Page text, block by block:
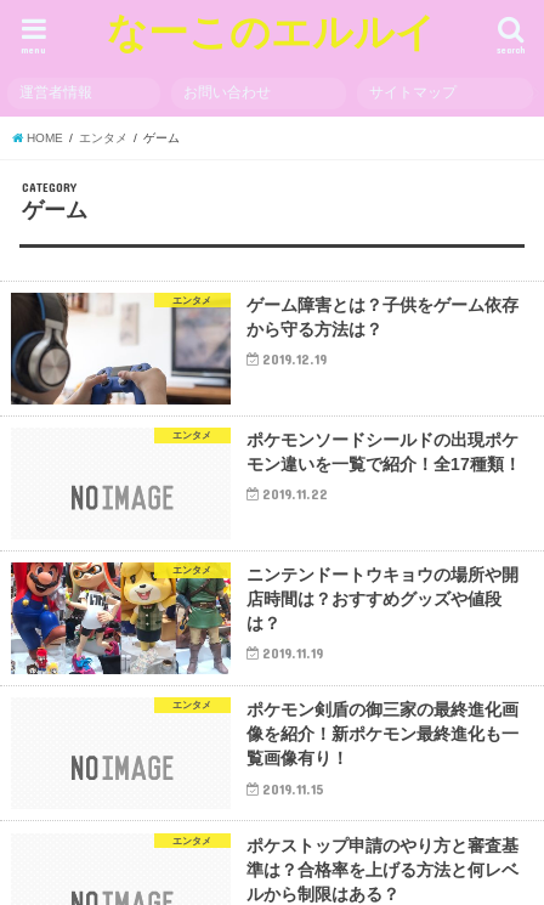
なーこのエルルイ search
menu
運営者情報 お問い合わせ サイトマップ
HOME エンタメ ゲーム
CATEGORY
ゲーム
エンタメ
ゲーム障害とは？子供をゲーム依存
から守る方法は？
2019.12.19
エンタメ
ポケモンソードシールドの出現ポケ
モン違いを一覧で紹介！全17種類！
2019.11.22
エンタメ
ニンテンドートウキョウの場所や開
店時間は？おすすめグッズや値段
は？
2019.11.19
エンタメ
ポケモン剣盾の御三家の最終進化画
像を紹介！新ポケモン最終進化も一
覧画像有り！
2019.11.15
エンタメ
ポケストップ申請のやり方と審査基
準は？合格率を上げる方法と何レベ
ルから制限はある？